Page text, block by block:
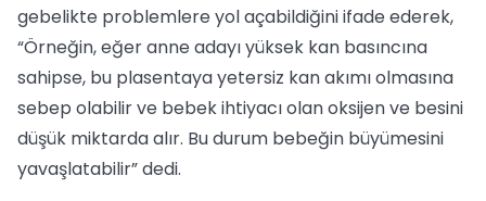
gebelikte problemlere yol açabildiğini ifade ederek,
“Örneğin, eğer anne adayı yüksek kan basıncına
sahipse, bu plasentaya yetersiz kan akımı olmasına
sebep olabilir ve bebek ihtiyacı olan oksijen ve besini
düşük miktarda alır. Bu durum bebeğin büyümesini
yavaşlatabilir” dedi.